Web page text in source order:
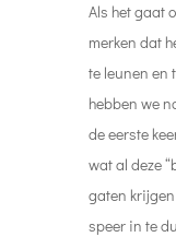
Als het gaat
merken dat
te leunen en
hebben we
de eerste
wat al deze
gaten
speer in te